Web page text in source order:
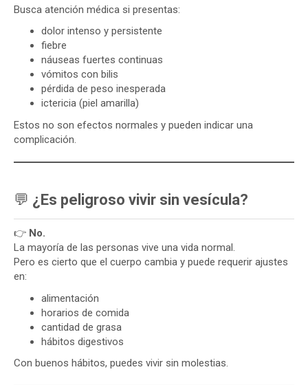
Busca atención médica si presentas:
dolor intenso y persistente
fiebre
náuseas fuertes continuas
vómitos con bilis
pérdida de peso inesperada
ictericia (piel amarilla)
Estos no son efectos normales y pueden indicar una
complicación.
💬 ¿Es peligroso vivir sin vesícula?
👉 No.
La mayoría de las personas vive una vida normal.
Pero es cierto que el cuerpo cambia y puede requerir ajustes
en:
alimentación
horarios de comida
cantidad de grasa
hábitos digestivos
Con buenos hábitos, puedes vivir sin molestias.